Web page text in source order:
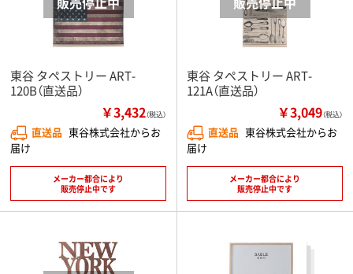
東谷 タペストリー ART-
120B（直送品）
￥3,432（税込）
直送品 東谷株式会社からお
届け
メーカー都合により
販売停止中です
東谷 タペストリー ART-
121A（直送品）
￥3,049（税込）
直送品 東谷株式会社からお
届け
メーカー都合により
販売停止中です